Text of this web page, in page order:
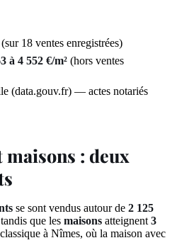
(sur 18 ventes enregistrées)
à 4 552 €/m² (hors ventes
(data.gouv.fr) — actes notariés
: deux
se sont vendus autour de 2 125
que les maisons atteignent 3
à Nîmes, où la maison avec